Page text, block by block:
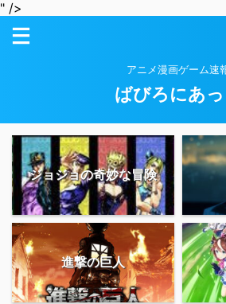
" />
アニメ漫画ゲーム速
ばびろにあっ
ジョジョの奇妙な冒険
進撃の巨人